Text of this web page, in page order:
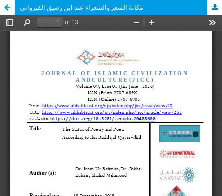
مكانة الشعر والشعراء عند ابن رشيق القيرواني